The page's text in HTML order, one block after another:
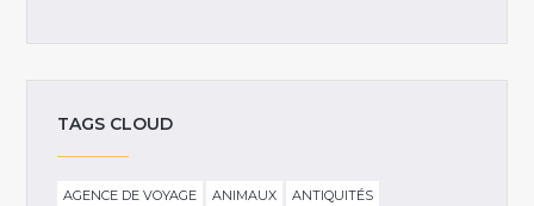
TAGS CLOUD
AGENCE DE VOYAGE ANIMAUX
ANTIQUITÉS